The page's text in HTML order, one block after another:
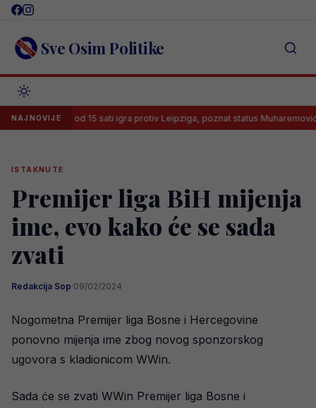
Skip
content Sve Osim Politike
NAJNOVIJE
Leeds od 15 sati igra protiv Leipziga, poznat status Muharemovića
ISTAKNUTE
Premijer liga BiH mijenja
ime, evo kako će se sada
zvati
Redakcija Sop·09/02/2024
Nogometna Premijer liga Bosne i Hercegovine
ponovno mijenja ime zbog novog sponzorskog
ugovora s kladionicom WWin.
Sada će se zvati WWin Premijer liga Bosne i